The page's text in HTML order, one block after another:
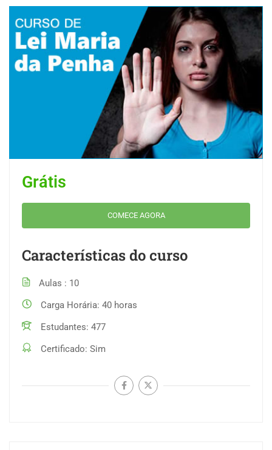
Grátis
COMECE AGORA
Características do curso
Aulas
10
Carga Horária 40 horas
Estudantes 477
Certificado Sim